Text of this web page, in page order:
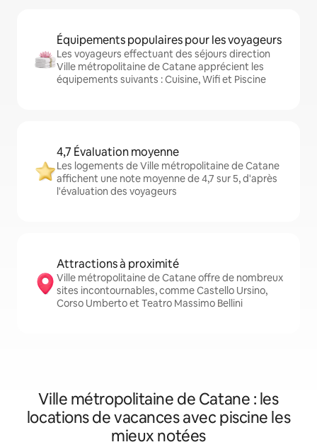
Équipements populaires pour les voyageurs
Les voyageurs effectuant des séjours direction
Ville métropolitaine de Catane apprécient les
équipements suivants : Cuisine, Wifi et Piscine
4,7 Évaluation moyenne
Les logements de Ville métropolitaine de Catane
affichent une note moyenne de 4,7 sur 5, d'après
l'évaluation des voyageurs
Attractions à proximité
Ville métropolitaine de Catane offre de nombreux
sites incontournables, comme Castello Ursino,
Corso Umberto et Teatro Massimo Bellini
Ville métropolitaine de Catane : les
locations de vacances avec piscine les
mieux notées